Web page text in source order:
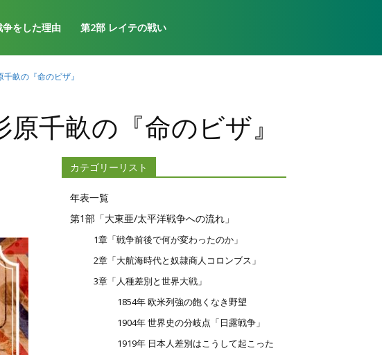
争をした理由 第2部 レイテの戦い
畝の『命のビザ』
千畝の『命のビザ』
カテゴリーリスト
年表一覧
第1部「大東亜/太平洋戦争への流れ」
1章「戦争前後で何が変わったのか」
2章「大航海時代と奴隷商人コロンブス」
3章「人種差別と世界大戦」
1854年 欧米列強の飽くなき野望
1904年 世界史の分岐点「日露戦争」
1919年 日本人差別はこうして起こった